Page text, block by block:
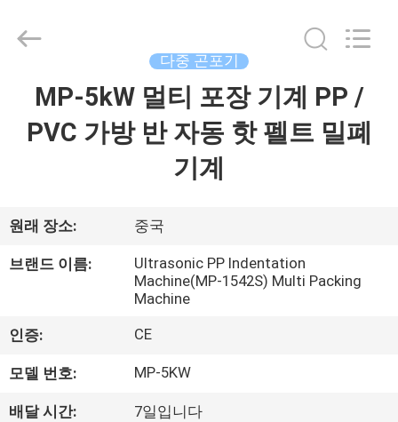
우
에
관
한
Yang
Reserved.
다중 곤포기
MP-5kW 멀티 포장 기계 PP /
PVC 가방 반 자동 핫 펠트 밀폐
기계
원래 장소: 중국
브랜드 이름:
Ultrasonic PP Indentation
Machine(MP-1542S) Multi Packing
Machine
인증: CE
모델 번호: MP-5KW
배달 시간: 7일입니다